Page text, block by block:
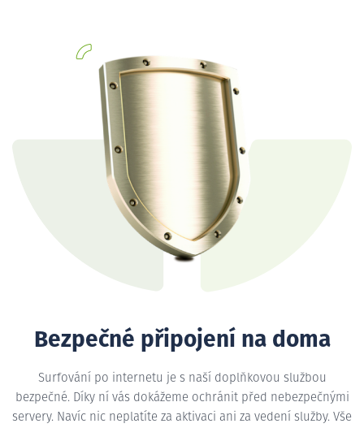
Bezpečné připojení na doma
Surfování po internetu je s naší doplňkovou službou
bezpečné. Díky ní vás dokážeme ochránit před nebezpečnými
servery. Navíc nic neplatíte za aktivaci ani za vedení služby. Vše